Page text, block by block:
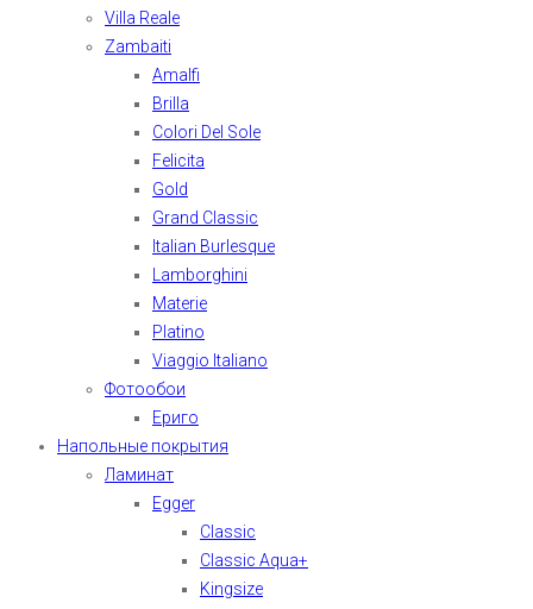
Villa Reale
Zambaiti
Amalfi
Brilla
Colori Del Sole
Felicita
Gold
Grand Classic
Italian Burlesque
Lamborghini
Materie
Platino
Viaggio Italiano
Фотообои
Ериго
Напольные покрытия
Ламинат
Egger
Classic
Classic Aqua+
Kingsize